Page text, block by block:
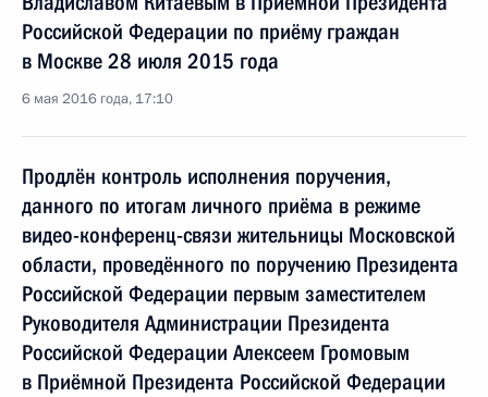
Российской Федерации по приёму граждан
в Москве 28 июля 2015 года
6 мая 2016 года, 17:10
Продлён контроль исполнения поручения,
данного по итогам личного приёма в режиме
видео-конференц-связи жительницы Московской
области, проведённого по поручению Президента
Российской Федерации первым заместителем
Руководителя Администрации Президента
Российской Федерации Алексеем Громовым
в Приёмной Президента Российской Федерации